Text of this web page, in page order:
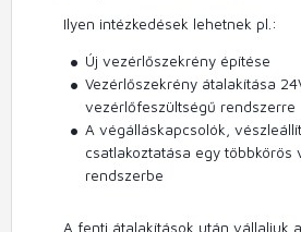
Ilyen intézkedések lehetnek pl.:
Új vezérlőszekrény építése
Vezérlőszekrény átalakítása
vezérlőfeszültségű rendszerre
A végálláskapcsolók,
csatlakoztatása egy többkörös
rendszerbe
A fenti átalakítások után vállaljuk